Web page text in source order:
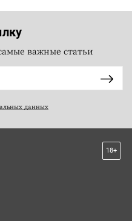
важные статьи
данных
18+